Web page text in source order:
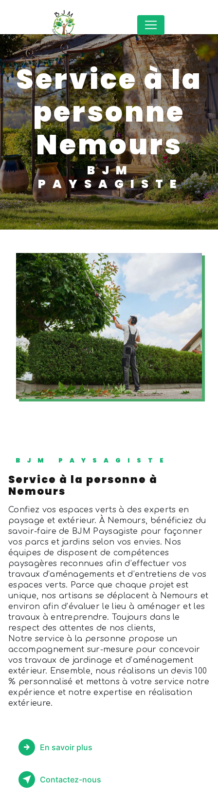
service à la
personne
Nemours
BJM
PAYSAGISTE
BJM PAYSAGISTE
service à la personne à
Nemours
Confiez vos espaces verts à des experts en
paysage et extérieur. À Nemours, bénéficiez du
savoir-faire de BJM Paysagiste pour façonner
vos parcs et jardins selon vos envies. Nos
équipes de disposent de compétences
paysagères reconnues afin d’effectuer vos
travaux d’aménagements et d’entretiens de vos
espaces verts. Parce que chaque projet est
unique, nos artisans se déplacent à Nemours et
environ afin d’évaluer le lieu à aménager et les
travaux à entreprendre. Toujours dans le
respect des attentes de nos clients,
Notre service à la personne propose un
accompagnement sur-mesure pour concevoir
vos travaux de jardinage et d’aménagement
extérieur. Ensemble, nous réalisons un devis 100
% personnalisé et mettons à votre service notre
expérience et notre expertise en réalisation
extérieure.
En savoir plus
Contactez-nous